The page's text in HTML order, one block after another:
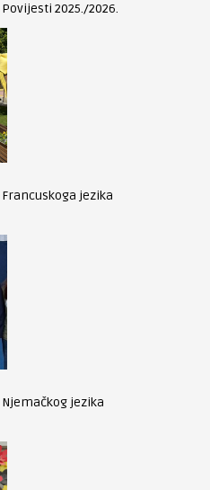
2025./2026.
jezika
jezika